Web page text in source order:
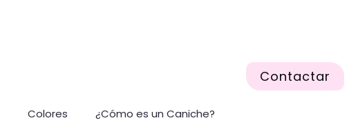
Colores ¿Cómo es un Caniche?
Contactar